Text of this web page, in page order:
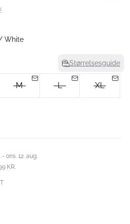
White
Størrelsesguide
M L XL
ons. 12. aug.
KR.